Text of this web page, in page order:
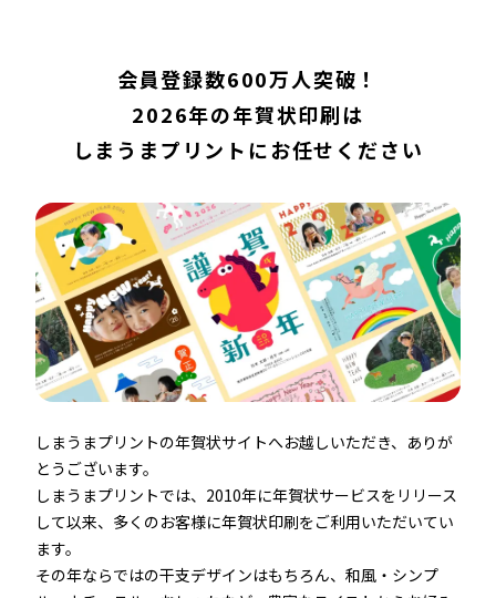
会員登録数600万人突破！
2026年の年賀状印刷は
しまうまプリントにお任せください
しまうまプリントの年賀状サイトへお越しいただき、ありが
とうございます。
しまうまプリントでは、2010年に年賀状サービスをリリース
して以来、多くのお客様に年賀状印刷をご利用いただいてい
ます。
その年ならではの干支デザインはもちろん、和風・シンプ